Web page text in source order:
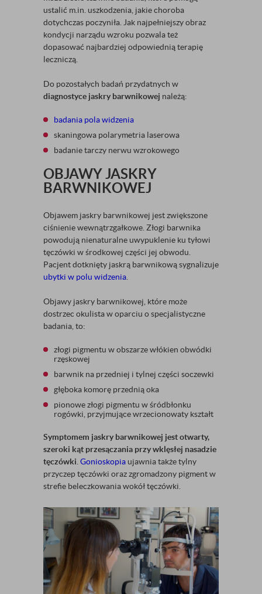
ustalić m.in. uszkodzenia, jakie choroba
dotychczas poczyniła. Jak najpełniejszy obraz
kondycji narządu wzroku pozwala też
dopasować najbardziej odpowiednią terapię
leczniczą.
Do pozostałych badań przydatnych w
diagnostyce jaskry barwnikowej należą:
badania pola widzenia
skaningowa polarymetria laserowa
badanie tarczy nerwu wzrokowego
OBJAWY JASKRY
BARWNIKOWEJ
Objawem jaskry barwnikowej jest zwiększone
ciśnienie wewnątrzgałkowe. Złogi barwnika
powodują nienaturalne uwypuklenie ku tyłowi
tęczówki w środkowej części jej obwodu.
Pacjent dotknięty jaskrą barwnikową sygnalizuje
ubytki w polu widzenia
Objawy jaskry barwnikowej, które może
dostrzec okulista w oparciu o specjalistyczne
badania, to:
złogi pigmentu w obszarze włókien obwódki
rzęskowej
barwnik na przedniej i tylnej części soczewki
głęboka komorę przednią oka
pionowe złogi pigmentu w śródbłonku
rogówki, przyjmujące wrzecionowaty kształt
Symptomem jaskry barwnikowej jest otwarty,
szeroki kąt przesączania przy wklęsłej nasadzie
tęczówki Gonioskopia ujawnia także tylny
przyczep tęczówki oraz zgromadzony pigment w
strefie beleczkowania wokół tęczówki.